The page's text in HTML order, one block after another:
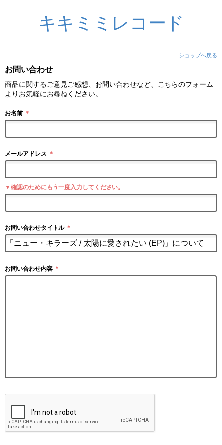
キキミミレコード
ショップへ戻る
お問い合わせ
商品に関するご意見ご感想、お問い合わせなど、こちらのフォーム
よりお気軽にお尋ねください。
お名前 ＊
メールアドレス ＊
▼確認のためにもう一度入力してください。
お問い合わせタイトル ＊
お問い合わせ内容 ＊